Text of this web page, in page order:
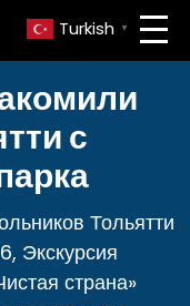
Turkish ▼
с
Тольятти
Экскурсия
страна»